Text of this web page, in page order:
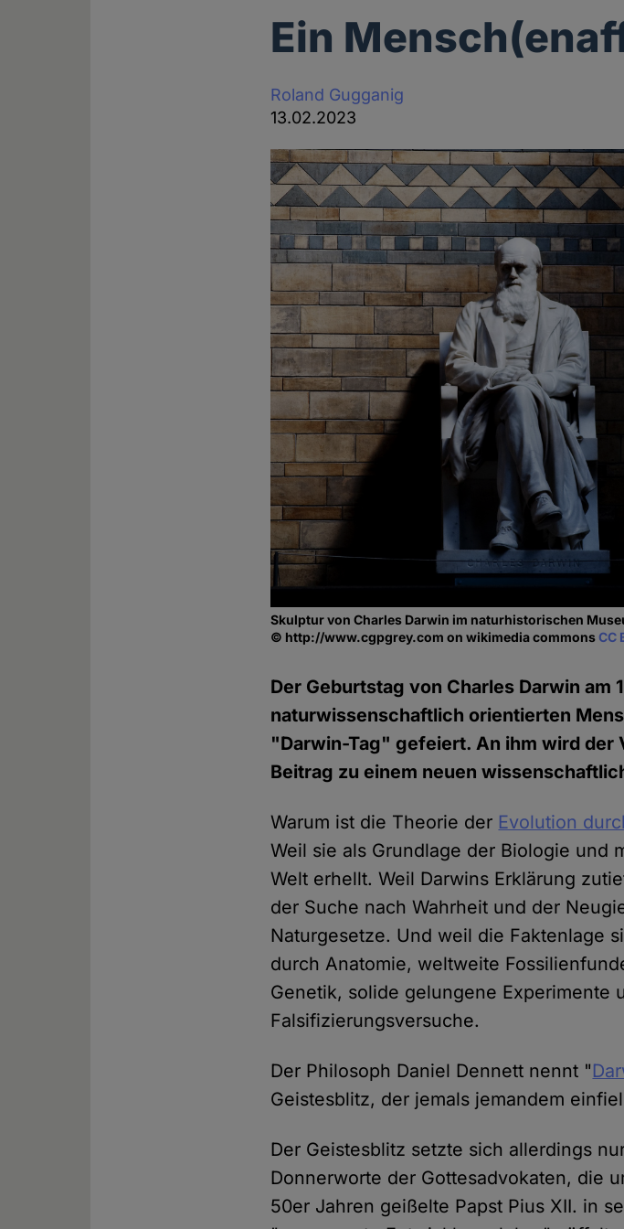
Ein
Roland Gugganig
13.02.2023
Skulptur von Charles Darwin im naturhistorischen
© http://www.cgpgrey.com on wikimedia commonsCC
Der Geburtstag von Charles Darwin am
naturwissenschaftlich orientierten
"Darwin-Tag" gefeiert. An ihm wird der
Beitrag zu einem neuen
Warum ist die Theorie der Evolution
Weil sie als Grundlage der Biologie und
Welt erhellt. Weil Darwins Erklärung
der Suche nach Wahrheit und der
Naturgesetze. Und weil die Faktenlage
durch Anatomie, weltweite
Genetik, solide gelungene Experimente
Falsifizierungsversuche.
Der Philosoph Daniel Dennett nennt "
Geistesblitz, der jemals jemandem
Der Geistesblitz setzte sich allerdings
Donnerworte der Gottesadvokaten, die
50er Jahren geißelte Papst Pius XII. in